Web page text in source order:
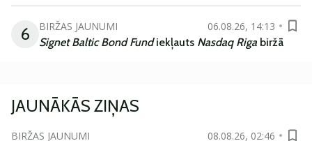
6 BIRŽAS JAUNUMI
06.08.26, 14:13
Signet Baltic Bond Fundiekļauts Nasdaq Riga biržā
JAUNĀKĀS ZIŅAS
BIRŽAS JAUNUMI 08.08.26, 02:46